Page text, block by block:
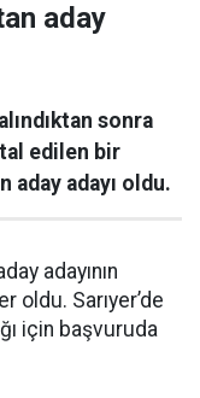
aday
sonra
edilen bir
aday adayı oldu.
adayının
oldu. Sarıyer’de
için başvuruda